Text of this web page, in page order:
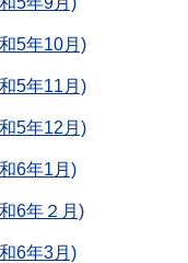
5年10月)
5年11月)
5年12月)
6年1月)
6年２月)
6年3月)